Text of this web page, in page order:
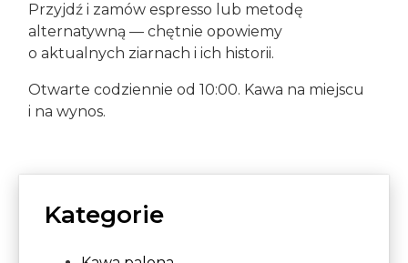
Przyjdź i zamów espresso lub metodę
alternatywną — chętnie opowiemy
o aktualnych ziarnach i ich historii.
Otwarte codziennie od 10:00. Kawa na miejscu
i na wynos.
Kategorie